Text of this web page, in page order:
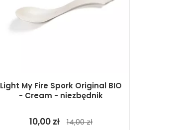
Light My Fire Spork Original BIO
- Cream - niezbędnik
10,00 zł 14,00 zł